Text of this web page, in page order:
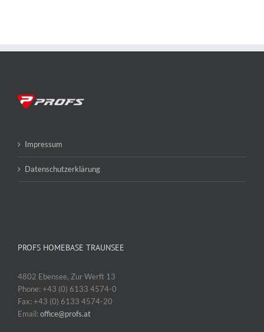
Impressum
Datenschutzerklärung
PROFS HOMEBASE TRAUNSEE
4802 Ebensee, Zur Werft 13
Phone: +43 (0) 6133 4574-0
Fax: +43 (0) 6133 4574-20
Email:office@profs.at